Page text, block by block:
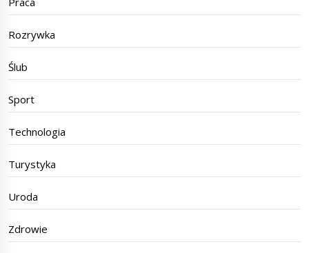
Rozrywka
Ślub
Sport
Technologia
Turystyka
Uroda
Zdrowie